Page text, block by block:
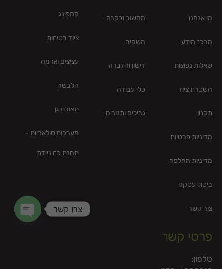
מי אנחנו
מרכז מידע
שאלות נפוצות
השכרת ציוד
תקנון
מדיניות פרטיות
מדיניות החלפה
ביטול עסקה
צור קשר
מחשוב ובקרה
השקיה
דישון והדברה
כלי עבודה
גרילים ותנורים
קמפינג
ציוד בטיחות
עציצים ואדמה
הלבשה
תאורת גן
מערכות סולאריות –
תחנת כח ניידת
פרטי קשר
טלפון:
צרו קשר